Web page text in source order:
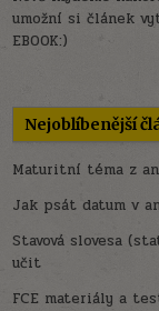
umožní si článek
EBOOK:)
Nejoblíbenější
Maturitní téma z
Jak psát datum v
Stavová slovesa
učit
FCE materiály a